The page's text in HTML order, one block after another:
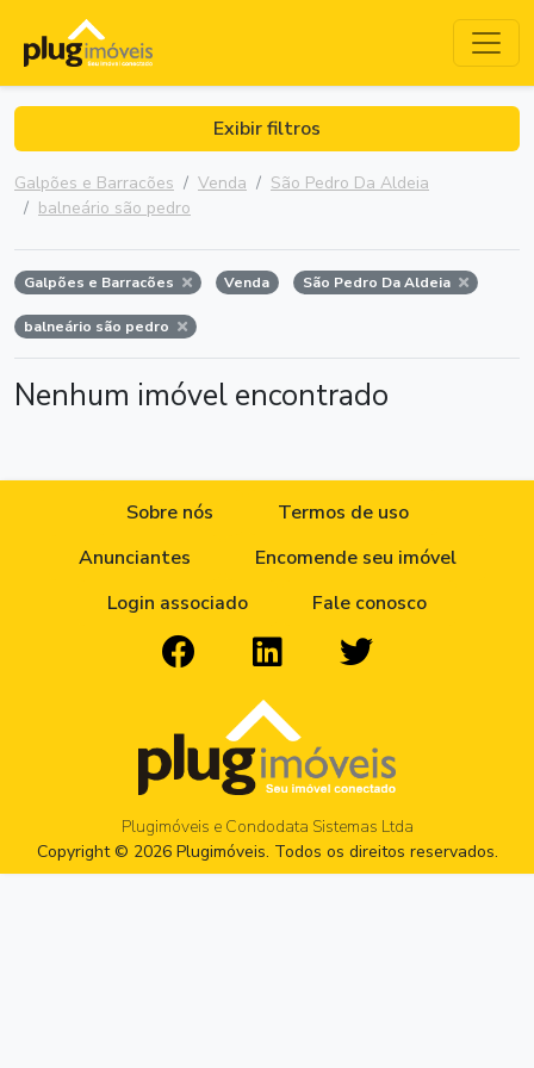
Exibir filtros
Galpões e Barracões Venda
São Pedro Da Aldeia
balneário são pedro
Galpões e Barracões Venda São Pedro Da Aldeia
balneário são pedro
Nenhum imóvel encontrado
Sobre nós
Termos de uso
Anunciantes
Encomende seu imóvel
Login associado
Fale conosco
Plugimóveis e Condodata Sistemas Ltda
Copyright © 2026 Plugimóveis. Todos os direitos reservados.